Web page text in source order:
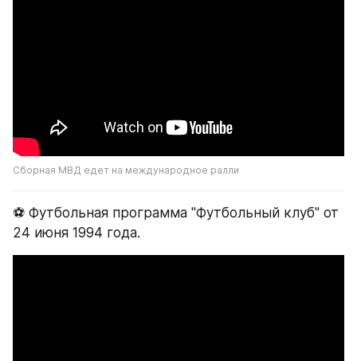
Сборная МВД едет на международное ралли
⚽️ Футбольная программа "Футбольный клуб" от
24 июня 1994 года.